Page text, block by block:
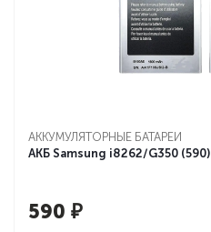
АККУМУЛЯТОРНЫЕ БАТАРЕИ
АКБ Samsung i8262/G350 (590)
590 ₽